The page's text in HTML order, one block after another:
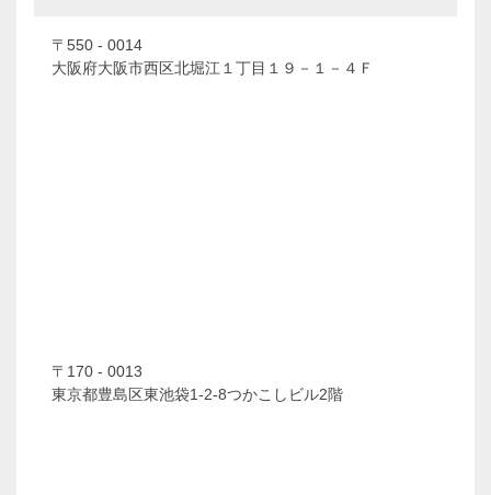
〒550 - 0014
大阪府大阪市西区北堀江１丁目１９－１－４Ｆ
〒170 - 0013
東京都豊島区東池袋1-2-8つかこしビル2階